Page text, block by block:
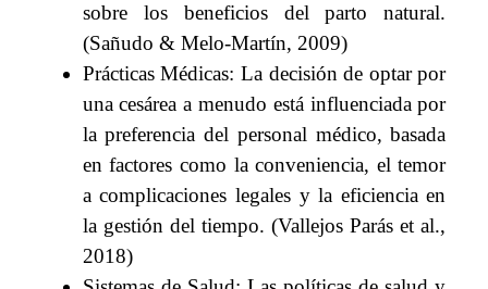
sobre los beneficios del parto natural.
(Sañudo & Melo-Martín, 2009)
Prácticas Médicas: La decisión de optar por
una cesárea a menudo está influenciada por
la preferencia del personal médico, basada
en factores como la conveniencia, el temor
a complicaciones legales y la eficiencia en
la gestión del tiempo. (Vallejos Parás et al.,
2018)